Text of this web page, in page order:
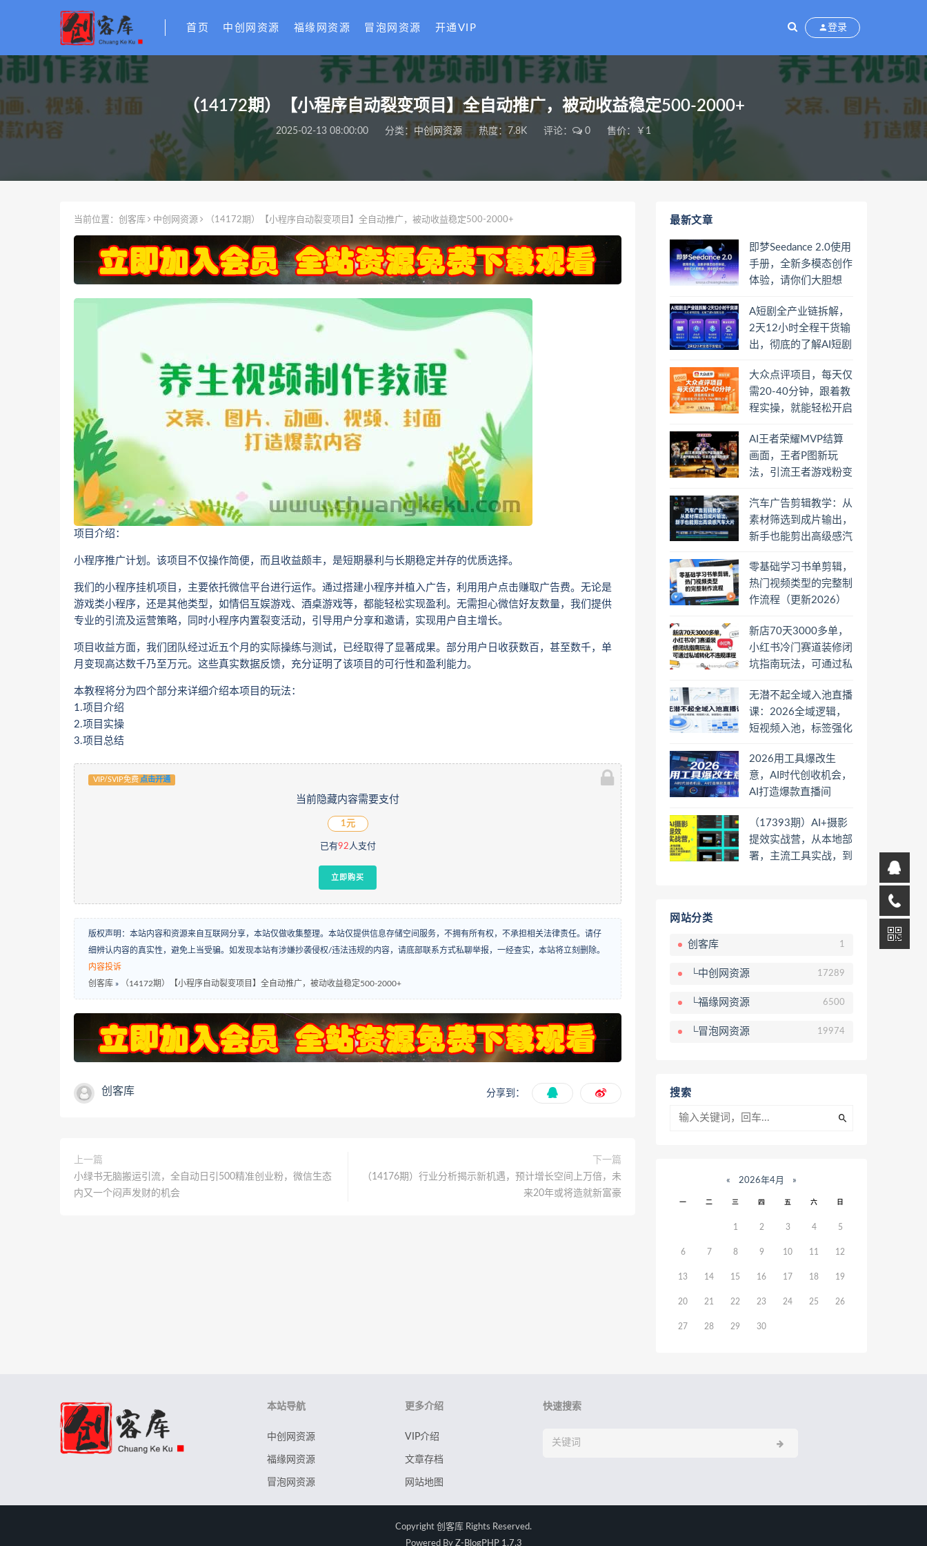
首页 中创网资源 福缘网资源 冒泡网资源 开通VIP 登录
（14172期）【小程序自动裂变项目】全自动推广，被动收益稳定500-2000+
2025-02-13 08:00:00 分类： 中创网资源 热度：7.8K 评论： 0 售价：￥1
当前位置： 创客库 中创网资源 （14172期）【小程序自动裂变项目】全自动推广，被动收益稳定500-2000+
项目介绍：
小程序推广计划。该项目不仅操作简便，而且收益颇丰，是短期暴利与长期稳定并存的优质选择。
我们的小程序挂机项目，主要依托微信平台进行运作。通过搭建小程序并植入广告，利用用户点击赚取广告费。无论是
游戏类小程序，还是其他类型，如情侣互娱游戏、酒桌游戏等，都能轻松实现盈利。无需担心微信好友数量，我们提供
专业的引流及运营策略，同时小程序内置裂变活动，引导用户分享和邀请，实现用户自主增长。
项目收益方面，我们团队经过近五个月的实际操练与测试，已经取得了显著成果。部分用户日收获数百，甚至数千，单
月变现高达数千乃至万元。这些真实数据反馈，充分证明了该项目的可行性和盈利能力。
本教程将分为四个部分来详细介绍本项目的玩法：
1.项目介绍
2.项目实操
3.项目总结
VIP/SVIP免费 点击开通
当前隐藏内容需要支付
1元
已有92人支付
立即购买
版权声明：本站内容和资源来自互联网分享，本站仅做收集整理。本站仅提供信息存储空间服务，不拥有所有权，不承担相关法律责任。请仔
细辨认内容的真实性，避免上当受骗。如发现本站有涉嫌抄袭侵权/违法违规的内容，请底部联系方式私聊举报，一经查实，本站将立刻删除。
内容投诉
创客库 » （14172期）【小程序自动裂变项目】全自动推广，被动收益稳定500-2000+
创客库 分享到：
上一篇
小绿书无脑搬运引流，全自动日引500精准创业粉，微信生态
内又一个闷声发财的机会
下一篇
（14176期）行业分析揭示新机遇，预计增长空间上万倍，未
来20年或将造就新富豪
最新文章
即梦Seedance 2.0使用
手册，全新多模态创作
体验，请你们大胆想
A短剧全产业链拆解，
2天12小时全程干货输
出，彻底的了解AI短剧
大众点评项目，每天仅
需20-40分钟，跟着教
程实操，就能轻松开启
AI王者荣耀MVP结算
画面，王者P图新玩
法，引流王者游戏粉变
汽车广告剪辑教学：从
素材筛选到成片输出，
新手也能剪出高级感汽
零基础学习书单剪辑，
热门视频类型的完整制
作流程（更新2026）
新店70天3000多单，
小红书冷门赛道装修闭
坑指南玩法，可通过私
无潜不起全域入池直播
课：2026全域逻辑，
短视频入池，标签强化
2026用工具爆改生
意，AI时代创收机会，
AI打造爆款直播间
（17393期）AI+摄影
提效实战营，从本地部
署，主流工具实战，到
网站分类
创客库 1
└中创网资源 17289
└福缘网资源 6500
└冒泡网资源 19974
搜索
« 2026年4月 »
一 二 三 四 五 六 日
1 2 3 4 5
6 7 8 9 10 11 12
13 14 15 16 17 18 19
20 21 22 23 24 25 26
27 28 29 30
本站导航
中创网资源
福缘网资源
冒泡网资源
更多介绍
VIP介绍
文章存档
网站地图
快速搜索
Copyright 创客库 Rights Reserved.
Powered By Z-BlogPHP 1.7.3